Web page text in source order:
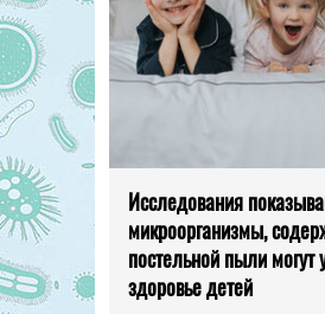
Исследования
микроорганизмы,
постельной пыли могут
здоровье детей